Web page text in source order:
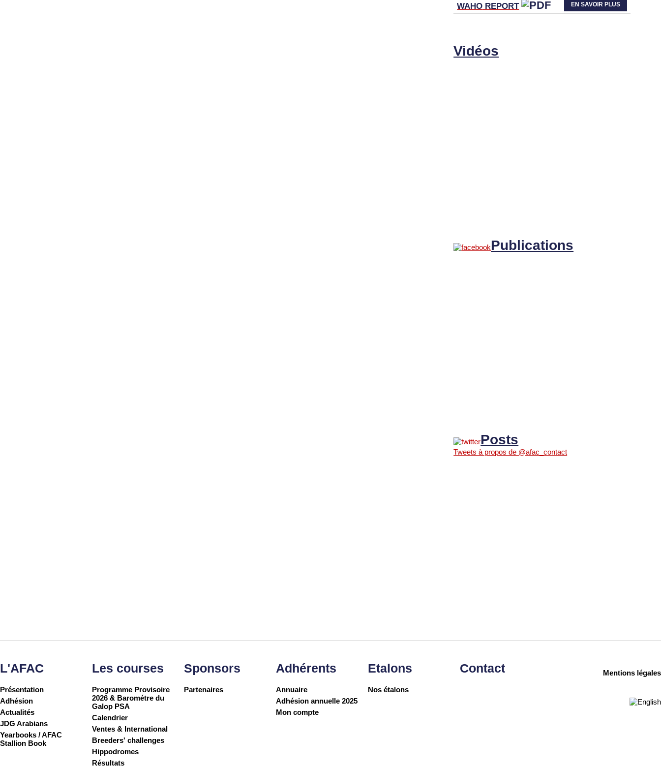
WAHO REPORT EN SAVOIR PLUS
Vidéos
Publications
Posts
Tweets à propos de @afac_contact
L'AFAC
Présentation
Adhésion
Actualités
JDG Arabians
Yearbooks / AFAC
Stallion Book
Les courses
Programme Provisoire
2026 & Barométre du
Galop PSA
Calendrier
Ventes & International
Breeders' challenges
Hippodromes
Résultats
Sponsors
Partenaires
Adhérents
Annuaire
Adhésion annuelle 2025
Mon compte
Etalons
Nos étalons
Contact Mentions légales